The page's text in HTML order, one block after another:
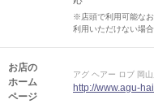
※店頭で利用可能な
利用いただけない場合
お店の
ホーム
ページ
アグ ヘアー ロブ 岡
http://www.agu-